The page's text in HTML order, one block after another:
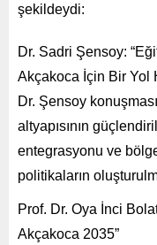
şekildeydi:
Dr. Sadri Şensoy:
Akçakoca İçin Bir Yol
Dr. Şensoy
altyapısının
entegrasyonu ve
politikaların
Prof. Dr. Oya İnci
Akçakoca 2035”